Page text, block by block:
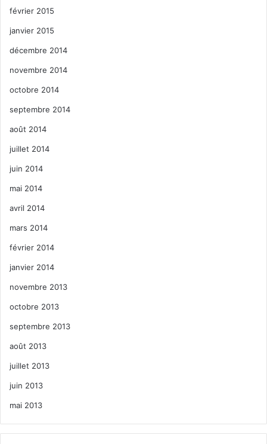
février 2015
janvier 2015
décembre 2014
novembre 2014
octobre 2014
septembre 2014
août 2014
juillet 2014
juin 2014
mai 2014
avril 2014
mars 2014
février 2014
janvier 2014
novembre 2013
octobre 2013
septembre 2013
août 2013
juillet 2013
juin 2013
mai 2013